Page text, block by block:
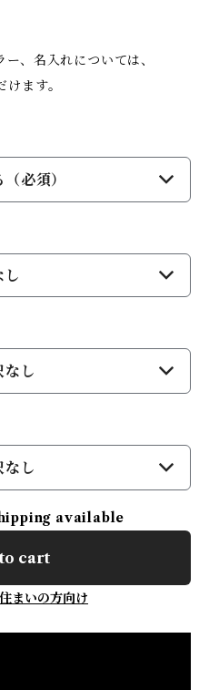
、名入れについては、
ます。
必須）
し
なし
なし
available
cart
まいの方向け